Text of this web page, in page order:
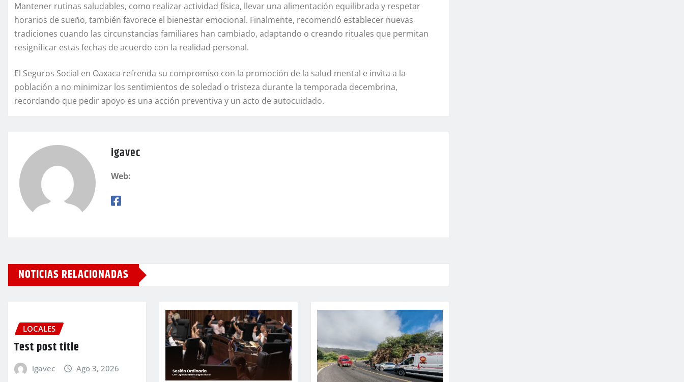
Mantener rutinas saludables, como realizar actividad física, llevar una alimentación equilibrada y respetar
horarios de sueño, también favorece el bienestar emocional. Finalmente, recomendó establecer nuevas
tradiciones cuando las circunstancias familiares han cambiado, adaptando o creando rituales que permitan
resignificar estas fechas de acuerdo con la realidad personal.
El Seguros Social en Oaxaca refrenda su compromiso con la promoción de la salud mental e invita a la
población a no minimizar los sentimientos de soledad o tristeza durante la temporada decembrina,
recordando que pedir apoyo es una acción preventiva y un acto de autocuidado.
igavec
Web:
NOTICIAS RELACIONADAS
LOCALES
Test post title
igavec Ago 3, 2026